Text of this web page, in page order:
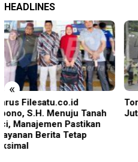
HEADLINES
«
Torehan Gemilang PT BSI: 25
Juta Jam Kerja Bebas LTI